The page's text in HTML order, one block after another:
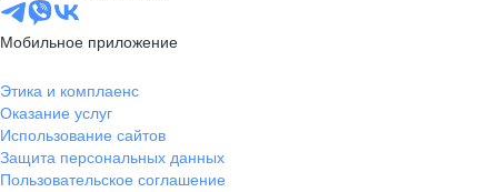
Мобильное приложение
Этика и комплаенс
Оказание услуг
Использование сайтов
Защита персональных данных
Пользовательское соглашение